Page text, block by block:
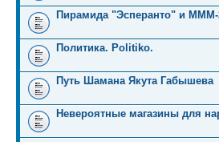
Пирамида "Эсперанто" и MMM-
Политика. Politiko.
Путь Шамана Якута Габышева
Невероятные магазины для